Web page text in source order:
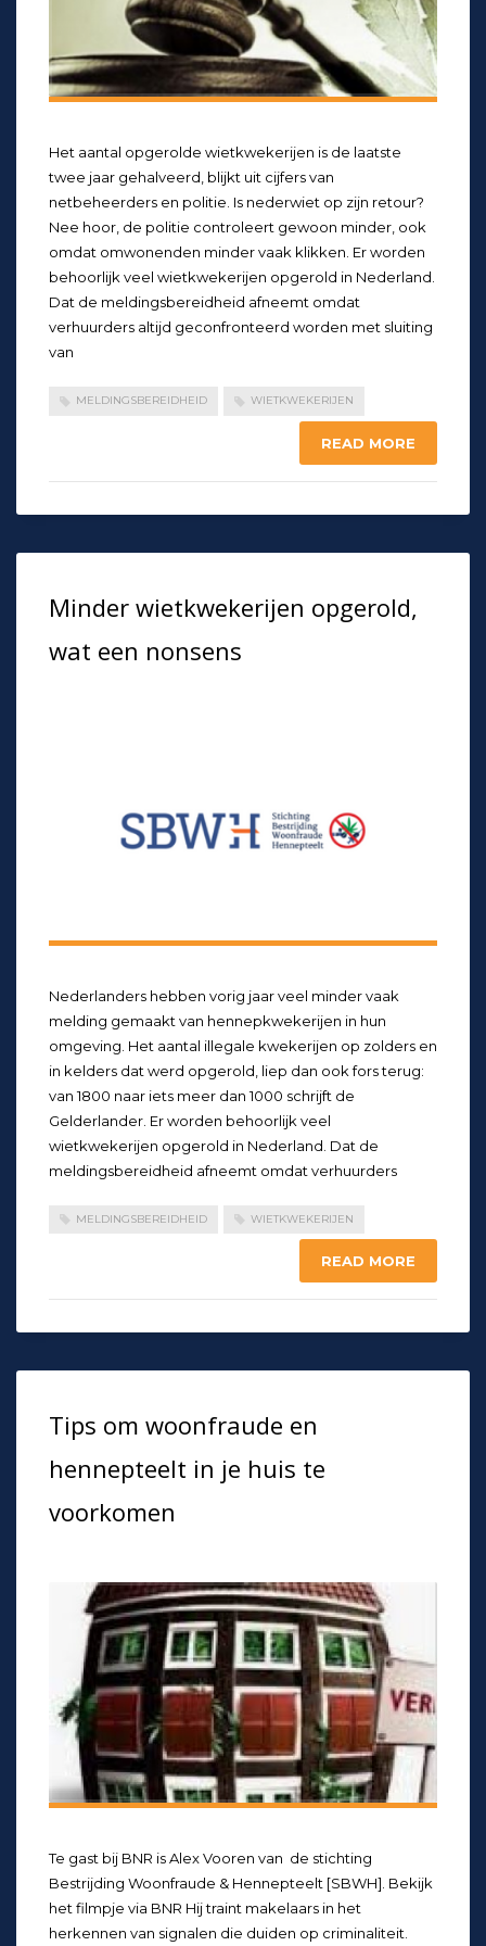
Het aantal opgerolde wietkwekerijen is de laatste
twee jaar gehalveerd, blijkt uit cijfers van
netbeheerders en politie. Is nederwiet op zijn retour?
Nee hoor, de politie controleert gewoon minder, ook
omdat omwonenden minder vaak klikken. Er worden
behoorlijk veel wietkwekerijen opgerold in Nederland.
Dat de meldingsbereidheid afneemt omdat
verhuurders altijd geconfronteerd worden met sluiting
van
MELDINGSBEREIDHEID WIETKWEKERIJEN
READ MORE
Minder wietkwekerijen opgerold,
wat een nonsens
Nederlanders hebben vorig jaar veel minder vaak
melding gemaakt van hennepkwekerijen in hun
omgeving. Het aantal illegale kwekerijen op zolders en
in kelders dat werd opgerold, liep dan ook fors terug:
van 1800 naar iets meer dan 1000 schrijft de
Gelderlander. Er worden behoorlijk veel
wietkwekerijen opgerold in Nederland. Dat de
meldingsbereidheid afneemt omdat verhuurders
MELDINGSBEREIDHEID WIETKWEKERIJEN
READ MORE
Tips om woonfraude en
hennepteelt in je huis te
voorkomen
Te gast bij BNR is Alex Vooren van de stichting
Bestrijding Woonfraude & Hennepteelt [SBWH]. Bekijk
het filmpje via BNR Hij traint makelaars in het
herkennen van signalen die duiden op criminaliteit.